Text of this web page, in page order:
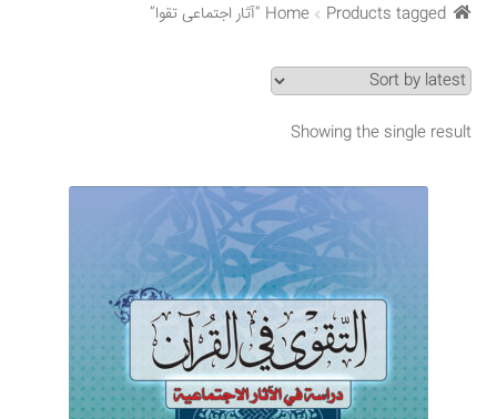
My account
Search Results
Shop
پرداخت
Home Products tagged “آثار اجتماعی تقوا”
Showing the single result